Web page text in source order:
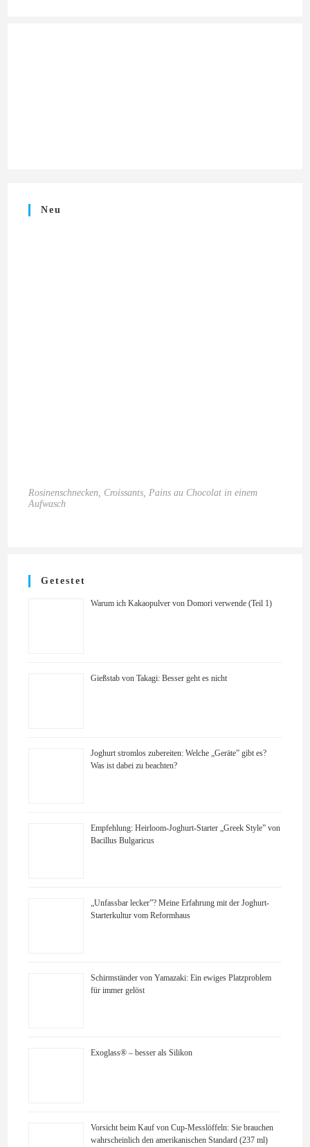
Neu
Rosinenschnecken, Croissants, Pains au Chocolat in einem
Aufwasch
Getestet
Warum ich Kakaopulver von Domori verwende (Teil 1)
Gießstab von Takagi: Besser geht es nicht
Joghurt stromlos zubereiten: Welche „Geräte” gibt es?
Was ist dabei zu beachten?
Empfehlung: Heirloom-Joghurt-Starter „Greek Style” von
Bacillus Bulgaricus
„Unfassbar lecker”? Meine Erfahrung mit der Joghurt-
Starterkultur vom Reformhaus
Schirmständer von Yamazaki: Ein ewiges Platzproblem
für immer gelöst
Exoglass® – besser als Silikon
Vorsicht beim Kauf von Cup-Messlöffeln: Sie brauchen
wahrscheinlich den amerikanischen Standard (237 ml)